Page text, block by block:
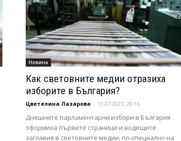
Новина
Как световните медии отразиха
изборите в България?
Цветелина Лазарова - 11.07.2021, 20:16
Днешните парламентарни избори в България
оформиха първите страници и водещите
заглавия в световните медии, по-специално на